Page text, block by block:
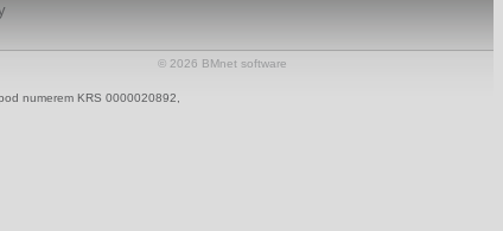
© 2026 BMnet software
numerem KRS 0000020892,